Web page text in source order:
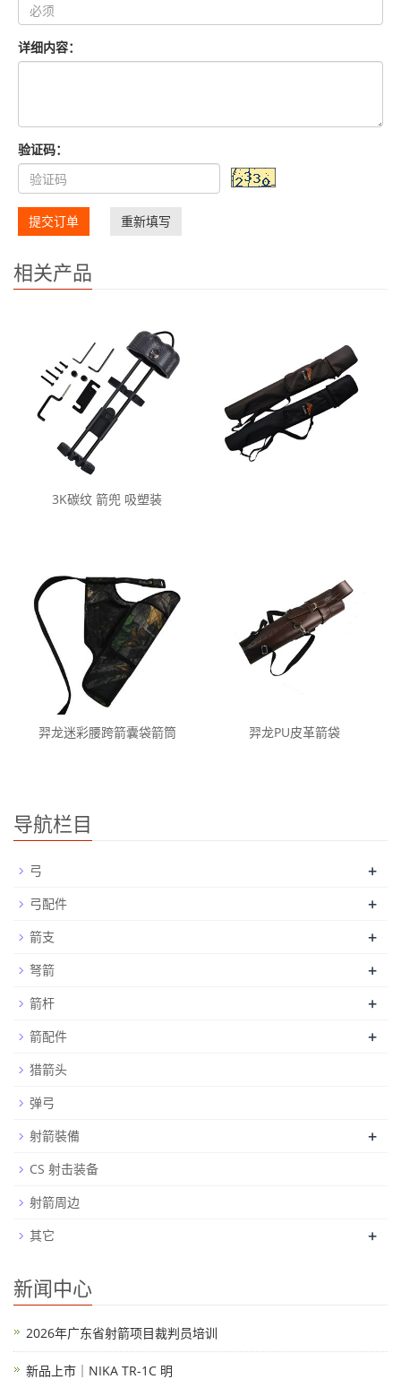
详细内容：
验证码：
提交订单 重新填写
相关产品
3K碳纹 箭兜 吸塑装
羿龙迷彩腰跨箭囊袋箭筒 羿龙PU皮革箭袋
导航栏目
弓 +
弓配件 +
箭支 +
弩箭 +
箭杆 +
箭配件 +
猎箭头
弹弓
射箭裝備
+
CS 射击装备
射箭周边
其它
+
新闻中心
2026年广东省射箭项目裁判员培训
新品上市｜NIKA TR-1C 明